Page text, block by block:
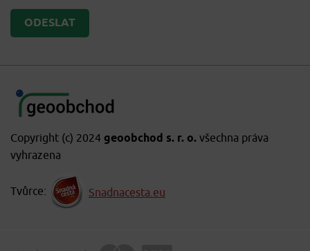
Copyright (c) 2024 geoobchod s. r. o. všechna práva
vyhrazena
Tvůrce: Snadnacesta.eu